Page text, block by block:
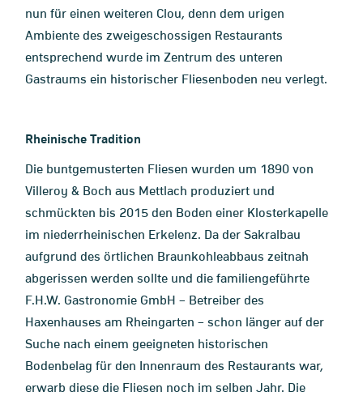
nun für einen weiteren Clou, denn dem urigen
Ambiente des zweigeschossigen Restaurants
entsprechend wurde im Zentrum des unteren
Gastraums ein historischer Fliesenboden neu verlegt.
Rheinische Tradition
Die buntgemusterten Fliesen wurden um 1890 von
Villeroy & Boch aus Mettlach produziert und
schmückten bis 2015 den Boden einer Klosterkapelle
im niederrheinischen Erkelenz. Da der Sakralbau
aufgrund des örtlichen Braunkohleabbaus zeitnah
abgerissen werden sollte und die familiengeführte
F.H.W. Gastronomie GmbH – Betreiber des
Haxenhauses am Rheingarten – schon länger auf der
Suche nach einem geeigneten historischen
Bodenbelag für den Innenraum des Restaurants war,
erwarb diese die Fliesen noch im selben Jahr. Die